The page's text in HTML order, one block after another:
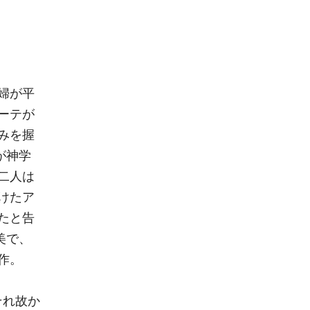
が平
テが
を握
神学
人は
たア
と告
、
故か